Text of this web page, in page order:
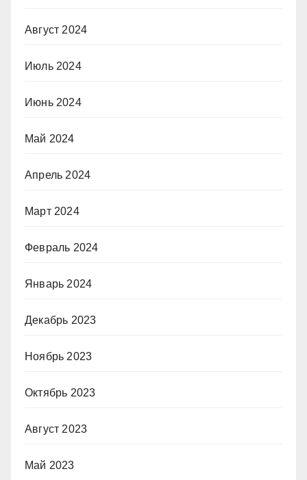
Август 2024
Июль 2024
Июнь 2024
Май 2024
Апрель 2024
Март 2024
Февраль 2024
Январь 2024
Декабрь 2023
Ноябрь 2023
Октябрь 2023
Август 2023
Май 2023